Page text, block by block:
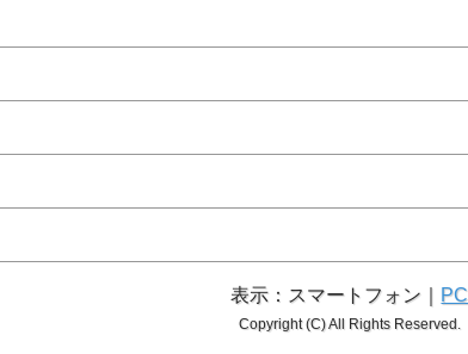
表示：スマートフォン｜ PC
Copyright (C) All Rights Reserved.